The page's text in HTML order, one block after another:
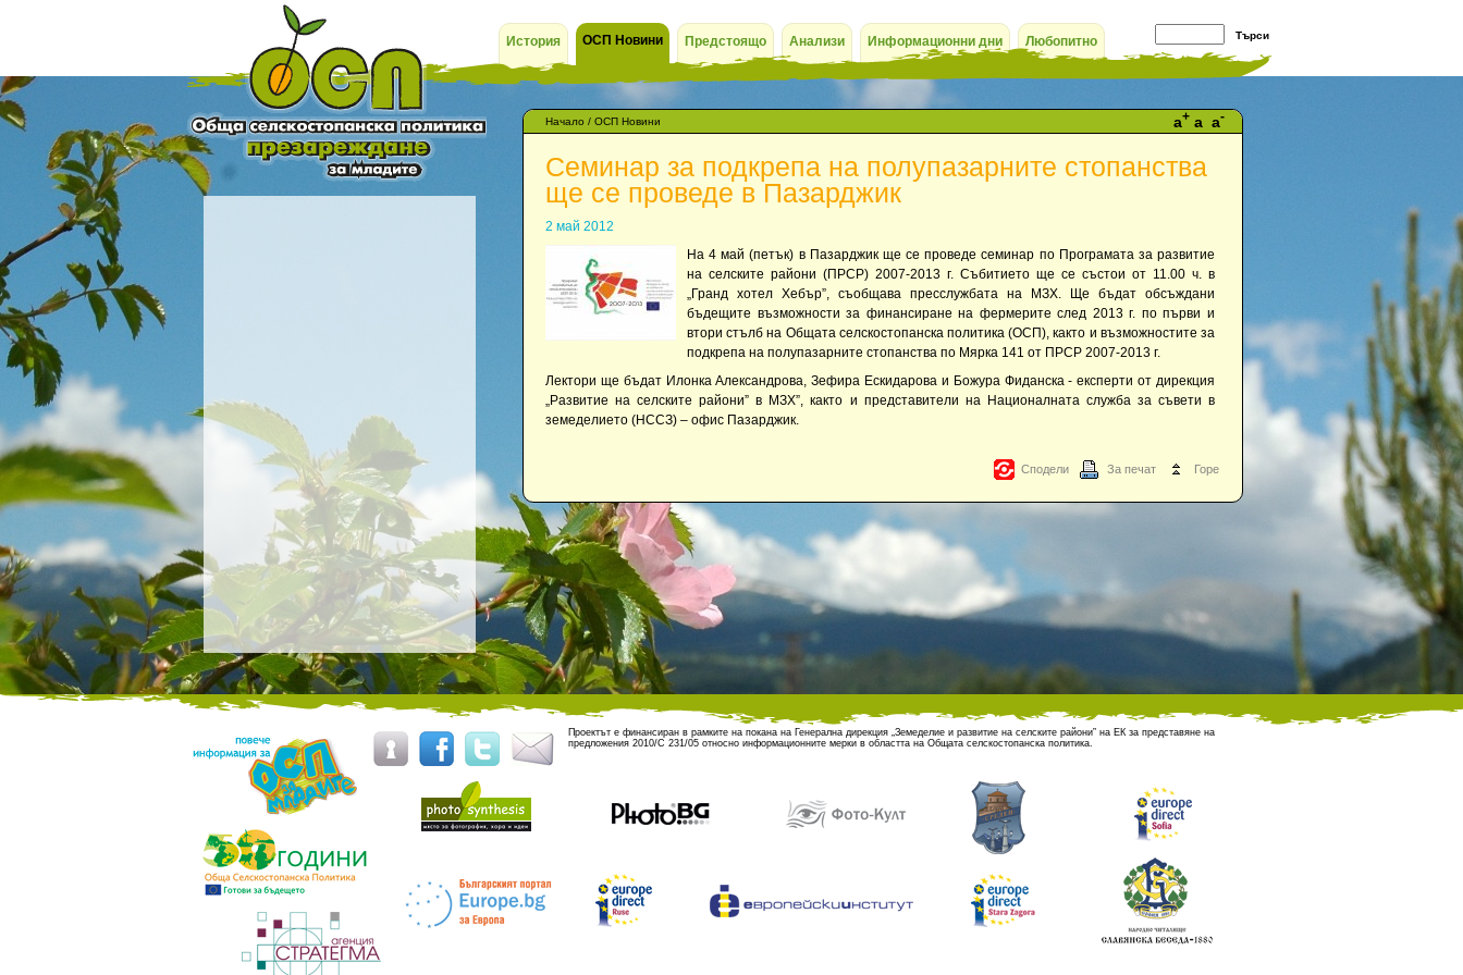
История ОСП Новини Предстоящо Анализи Информационни дни Любопитно
Начало / ОСП Новини a+ a a-
Семинар за подкрепа на полупазарните стопанства
ще се проведе в Пазарджик
2 май 2012
На 4 май (петък) в Пазарджик ще се проведе семинар по Програмата за развитие
на селските райони (ПРСР) 2007-2013 г. Събитието ще се състои от 11.00 ч. в
„Гранд хотел Хебър”, съобщава пресслужбата на МЗХ. Ще бъдат обсъждани
бъдещите възможности за финансиране на фермерите след 2013 г. по първи и
втори стълб на Общата селскостопанска политика (ОСП), както и възможностите за
подкрепа на полупазарните стопанства по Мярка 141 от ПРСР 2007-2013 г.
Лектори ще бъдат Илонка Александрова, Зефира Ескидарова и Божура Фиданска - експерти от дирекция
„Развитие на селските райони” в МЗХ”, както и представители на Националната служба за съвети в
земеделието (НССЗ) – офис Пазарджик.
Сподели За печат Горе
Проектът е финансиран в рамките на покана на Генерална дирекция „Земеделие и развитие на селските райони” на ЕК за представяне на
предложения 2010/C 231/05 относно информационните мерки в областта на Общата селскостопанска политика.